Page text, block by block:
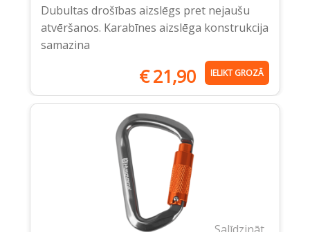
Dubultas drošības aizslēgs pret nejaušu
atvēršanos. Karabīnes aizslēga konstrukcija
samazina
€21,90 IELIKT GROZĀ
Salīdzināt